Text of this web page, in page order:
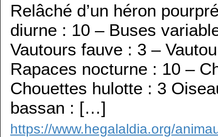
Relâché d’un héron
diurne : 10 – Buses
Vautours fauve : 3 –
Rapaces nocturne : 10 –
Chouettes hulotte : 3
bassan : […]
https://www.hegalaldia.org/